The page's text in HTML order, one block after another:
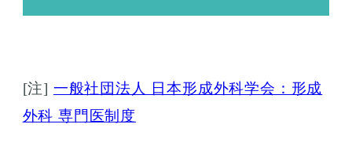
[注] 一般社団法人 日本形成外科学会：形成
外科 専門医制度